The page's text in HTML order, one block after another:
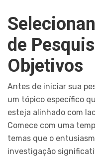
de
Objetivos
Antes de iniciar sua
um tópico específico
esteja alinhado com
Comece com uma
temas que o
investigação